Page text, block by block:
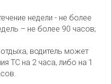
недели - не более
– не более 90 часов;
водитель может
ТС на 2 часа, либо на 1